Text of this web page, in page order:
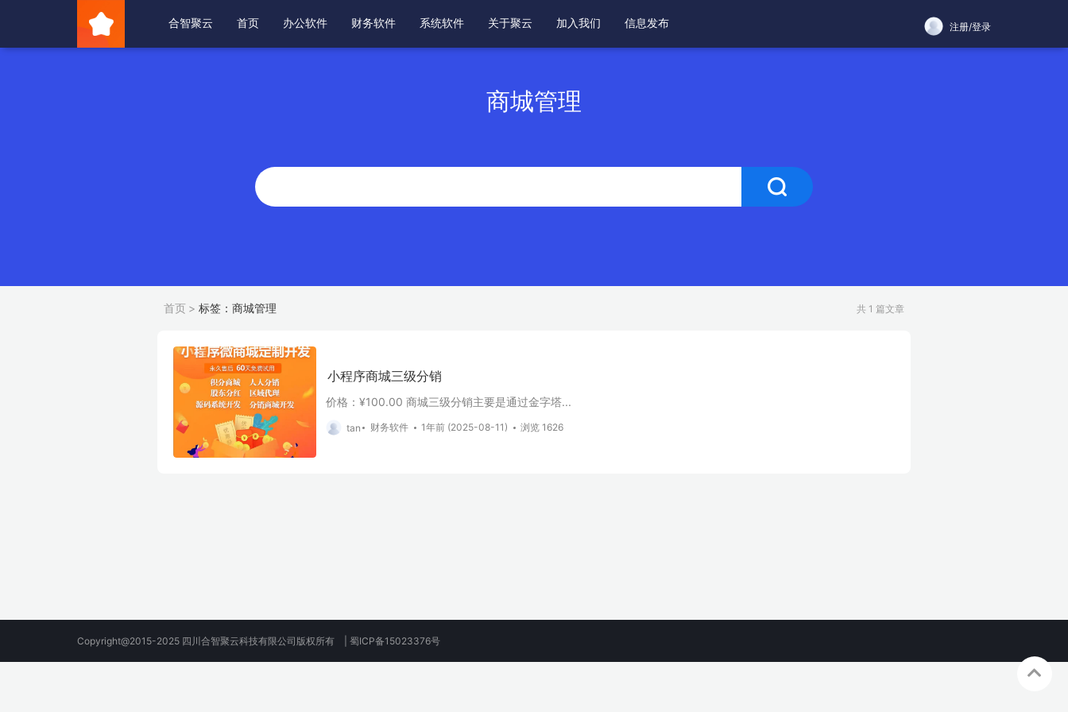
合智聚云 首页 办公软件 财务软件 系统软件 关于聚云 加入我们 信息发布 注册/登录
商城管理
首页 >标签：商城管理 共 1 篇文章
小程序商城三级分销
价格：¥100.00 商城三级分销主要是通过金字塔...
tan 财务软件 1年前 (2025-08-11) 浏览 1626
Copyright@2015-2025 四川合智聚云科技有限公司版权所有 |蜀ICP备15023376号